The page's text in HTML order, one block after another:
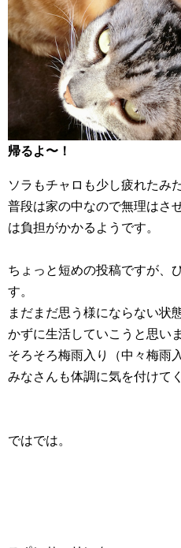
帰るよ〜！
ソラもチャロも少し疲れたみ
普段は家の中なので無理はさ
は負担がかかるようです。
ちょっと短めの投稿ですが、
す。
まだまだ思う様にならない状
かずに生活していこうと思いま
そろそろ梅雨入り（中々梅雨
みなさんも体調に気を付けて
ではでは。